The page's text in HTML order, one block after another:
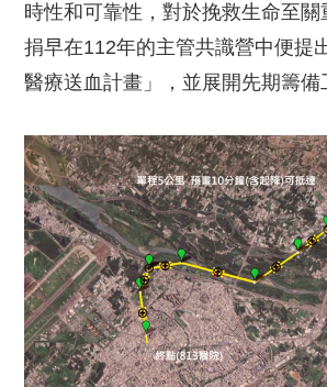
時性和可靠性，對於挽救生命至
捐早在112年的主管共識營中便提
醫療送血計畫」，並展開先期籌備